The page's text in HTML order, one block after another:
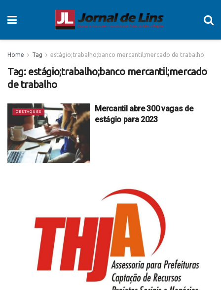
Home Tag estágio;trabalho;banco mercantil;mercado de trabalho
Tag: estágio;trabalho;banco mercantil;mercado
de trabalho
DESTAQUES
Mercantil abre 300 vagas de
estágio para 2023